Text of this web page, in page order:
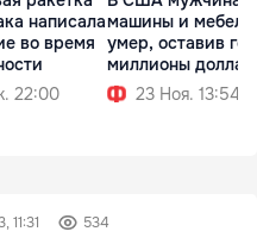
написала
во время
22:00
машины и мебели
умер, оставив
миллионы
23 Ноя. 13:54
11:31 534